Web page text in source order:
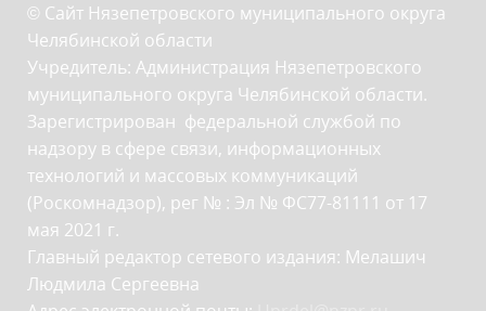
© Сайт Нязепетровского муниципального округа
Челябинской области
Учредитель: Администрация Нязепетровского
муниципального округа Челябинской области.
Зарегистрирован федеральной службой по
надзору в сфере связи, информационных
технологий и массовых коммуникаций
(Роскомнадзор), рег № : Эл № ФС77-81111 от 17
мая 2021 г.
Главный редактор сетевого издания: Мелашич
Людмила Сергеевна